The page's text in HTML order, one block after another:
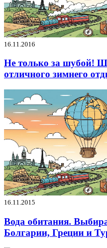
16.11.2016
Не только за шубой!
отличного зимнего
16.11.2015
Вода обитания.
Болгарии, Греции и